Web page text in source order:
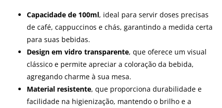
Capacidade de 100ml, ideal para servir doses precisas
de café, cappuccinos e chás, garantindo a medida certa
para suas bebidas.
Design em vidro transparente, que oferece um visual
clássico e permite apreciar a coloração da bebida,
agregando charme à sua mesa.
Material resistente, que proporciona durabilidade e
facilidade na higienização, mantendo o brilho e a